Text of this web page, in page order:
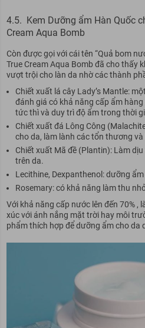
4.5. Kem Dưỡng ẩm Hàn Quốc
Cream Aqua Bomb
Còn được gọi với cái tên “Quả bom
True Cream Aqua Bomb đã cho thấy
vượt trội cho làn da nhờ các thành
Chiết xuất lá cây Lady’s Mantle:
đánh giá có khả năng cấp ẩm
tức thì và duy trì độ ẩm trong thời
Chiết xuất đá Lông Công
cho da, làm lành các tổn thương
Chiết xuất Mã đề (Plantin): Làm
trên da.
Lecithine, Dexpanthenol: dưỡng
Rosemary: có khả năng làm thu
Với khả năng cấp nước lên đến 70% ,
xúc với ánh nắng mặt trời hay môi
phẩm thích hợp để dưỡng ẩm cho da